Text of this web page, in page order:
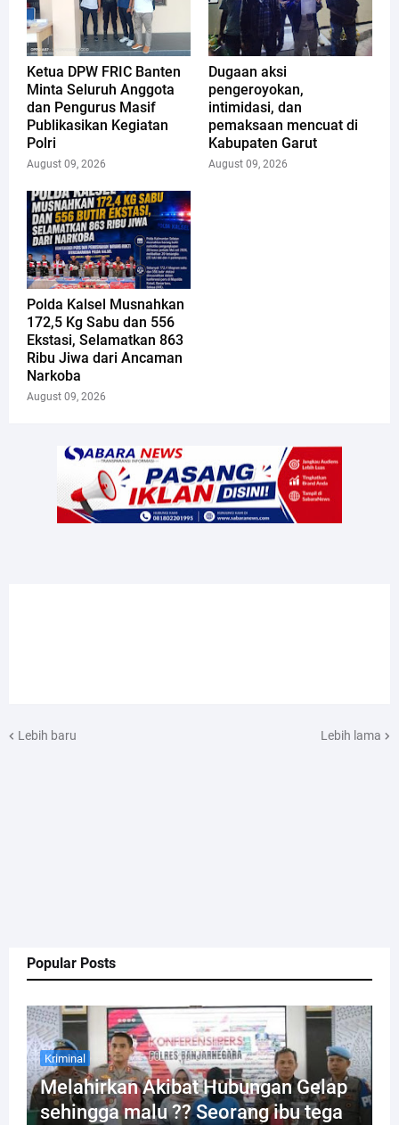
Popular Posts
Kriminal
Melahirkan Akibat Hubungan Gelap
sehingga malu ?? Seorang ibu tega
Ketua DPW FRIC Banten
Minta Seluruh Anggota
dan Pengurus Masif
Publikasikan Kegiatan
Polri
August 09, 2026
Dugaan aksi
pengeroyokan,
intimidasi, dan
pemaksaan mencuat di
Kabupaten Garut
August 09, 2026
Polda Kalsel Musnahkan
172,5 Kg Sabu dan 556
Ekstasi, Selamatkan 863
Ribu Jiwa dari Ancaman
Narkoba
August 09, 2026
Lebih baru Lebih lama